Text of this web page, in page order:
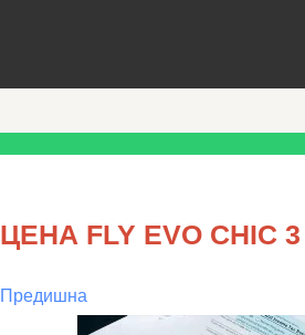
ЦЕНА FLY EVO CHIC 3
Предишна